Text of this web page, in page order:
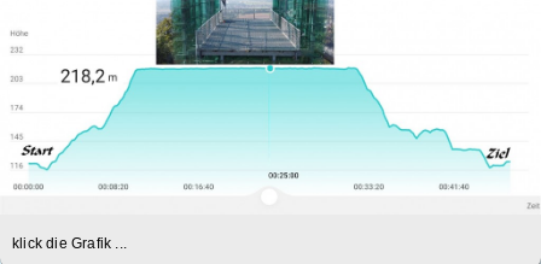
klick die Grafik ...